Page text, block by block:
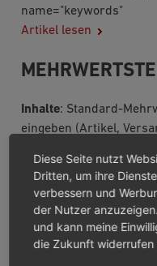
name="keywords"
Artikel lesen
Inhalte: Standard-
eingeben (Artikel,
Mehrwertsteuer im
(Artikel,
Lieferadresse
Artikel lesen
Diese Seite nutzt
Dritten, um ihre
verbessern und
der Nutzer
und kann meine
die Zukunft widerrufen